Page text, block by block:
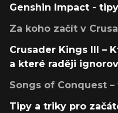
Genshin Impact -
Za koho začít v
Crusader Kings III –
a které raději
Songs of Conquest
Tipy a triky pro